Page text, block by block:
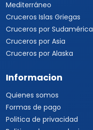
Mediterráneo
Cruceros Islas Griegas
Cruceros por Sudamérica
Cruceros por Asia
Cruceros por Alaska
Informacion
Quienes somos
Formas de pago
Politica de privacidad